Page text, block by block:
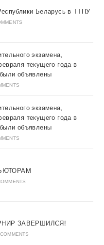
Беларусь в ТТПУ
экзамена,
текущего года в
объявлены
экзамена,
текущего года в
объявлены
ЗАВЕРШИЛСЯ!